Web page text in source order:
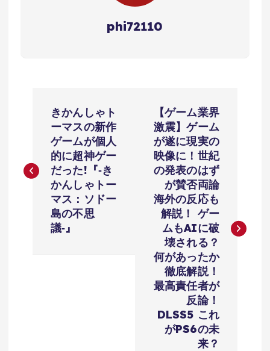
phi72110
ナ
きかんしゃト
ーマスの新作
ゲームが個人
的に超神ゲー
だった!『‐き
かんしゃトー
マス：ソドー
島の不思
議‐』
【ゲーム業界
激震】ゲーム
が遂に現実の
映像に！世紀
の発表のはず
が賛否両論
海外の反応も
解説！ ゲー
ムもAIに破
壊される？
何があったか
徹底解説！
最高責任者が
反論！
DLSS5 これ
がPS6の未
来？